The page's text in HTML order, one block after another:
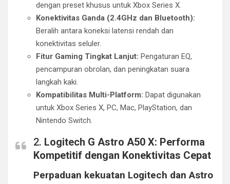
dengan preset khusus untuk Xbox Series X.
Konektivitas Ganda (2.4GHz dan Bluetooth):
Beralih antara koneksi latensi rendah dan
konektivitas seluler.
Fitur Gaming Tingkat Lanjut: Pengaturan EQ,
pencampuran obrolan, dan peningkatan suara
langkah kaki.
Kompatibilitas Multi-Platform: Dapat digunakan
untuk Xbox Series X, PC, Mac, PlayStation, dan
Nintendo Switch.
2. Logitech G Astro A50 X: Performa
Kompetitif dengan Konektivitas Cepat
Perpaduan kekuatan Logitech dan Astro